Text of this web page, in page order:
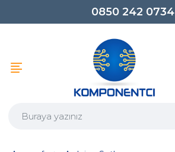
0850 242 0734